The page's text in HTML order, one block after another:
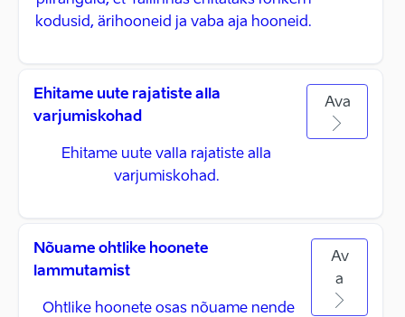
kodusid, ärihooneid ja vaba aja hooneid.
Ehitame uute rajatiste alla
varjumiskohad
Ehitame uute valla rajatiste alla
varjumiskohad.
Ava
Nõuame ohtlike hoonete
lammutamist
Ohtlike hoonete osas nõuame nende
Av
a